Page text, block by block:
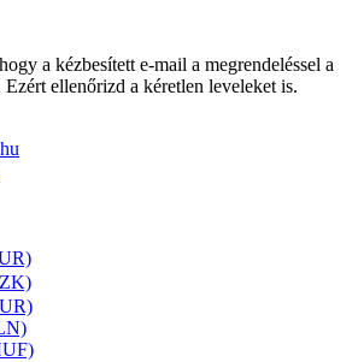
a kézbesített e-mail a megrendeléssel a
ellenőrizd a kéretlen leveleket is.